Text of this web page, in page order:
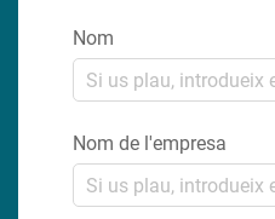
Nom
Nom de l'empresa